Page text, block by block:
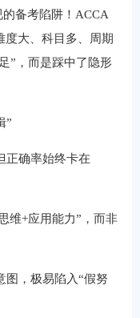
备考陷阱！ACCA
度大、科目多、周期
”，而是踩中了隐形
”
正确率始终卡在
维+应用能力”，而非
图，极易陷入“假努